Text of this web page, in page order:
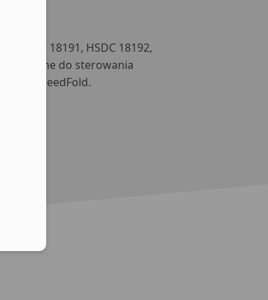
HSDC 18191, HSDC 18192,
do sterowania
SpeedFold.
formacie E164